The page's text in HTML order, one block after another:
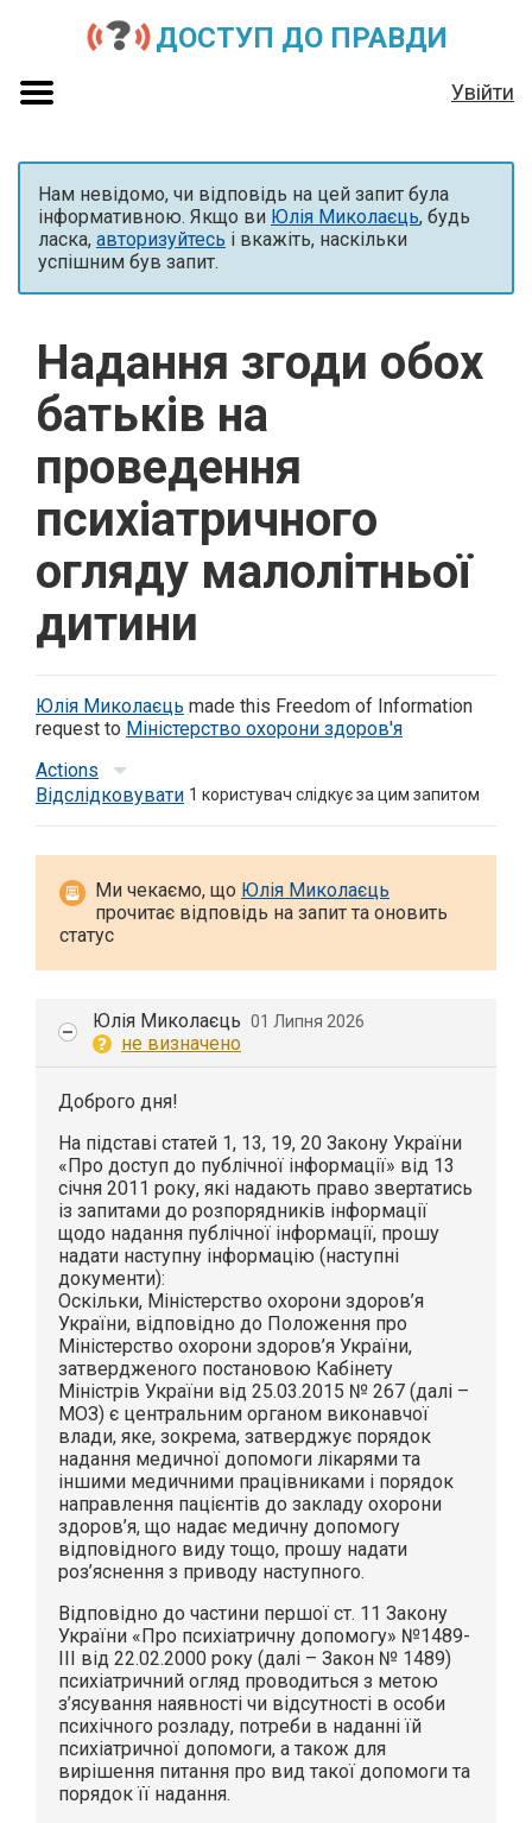
ДОСТУП ДО ПРАВДИ
Увійти
Нам невідомо, чи відповідь на цей запит була
інформативною. Якщо ви Юлія Миколаєць, будь
ласка, авторизуйтесь і вкажіть, наскільки
успішним був запит.
Надання згоди обох
батьків на
проведення
психіатричного
огляду малолітньої
дитини
Юлія Миколаєць made this Freedom of Information
request to Міністерство охорони здоров'я
Actions
Відслідковувати 1 користувач слідкує за цим запитом
Ми чекаємо, що Юлія Миколаєць
прочитає відповідь на запит та оновить
статус
Юлія Миколаєць 01 Липня 2026
не визначено
Доброго дня!
На підставі статей 1, 13, 19, 20 Закону України
«Про доступ до публічної інформації» від 13
січня 2011 року, які надають право звертатись
із запитами до розпорядників інформації
щодо надання публічної інформації, прошу
надати наступну інформацію (наступні
документи):
Оскільки, Міністерство охорони здоров’я
України, відповідно до Положення про
Міністерство охорони здоров’я України,
затвердженого постановою Кабінету
Міністрів України від 25.03.2015 № 267 (далі –
МОЗ) є центральним органом виконавчої
влади, яке, зокрема, затверджує порядок
надання медичної допомоги лікарями та
іншими медичними працівниками і порядок
направлення пацієнтів до закладу охорони
здоров’я, що надає медичну допомогу
відповідного виду тощо, прошу надати
роз’яснення з приводу наступного.
Відповідно до частини першої ст. 11 Закону
України «Про психіатричну допомогу» №1489-
III від 22.02.2000 року (далі – Закон № 1489)
психіатричний огляд проводиться з метою
з’ясування наявності чи відсутності в особи
психічного розладу, потреби в наданні їй
психіатричної допомоги, а також для
вирішення питання про вид такої допомоги та
порядок її надання.